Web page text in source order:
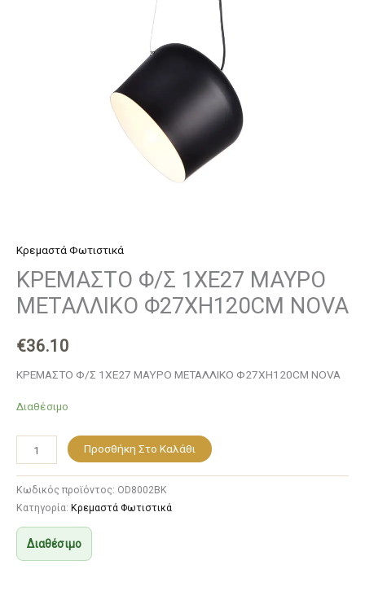
Κρεμαστά Φωτιστικά
ΚΡΕΜΑΣΤΟ Φ/Σ 1ΧΕ27 ΜΑΥΡΟ
ΜΕΤΑΛΛΙΚΟ Φ27ΧΗ120CM NOVA
€36.10
ΚΡΕΜΑΣΤΟ Φ/Σ 1ΧΕ27 ΜΑΥΡΟ ΜΕΤΑΛΛΙΚΟ Φ27ΧΗ120CM NOVA
Διαθέσιμο
Προσθήκη Στο Καλάθι
Κωδικός προϊόντος: OD8002BK
Κατηγορία: Κρεμαστά Φωτιστικά
Διαθέσιμο